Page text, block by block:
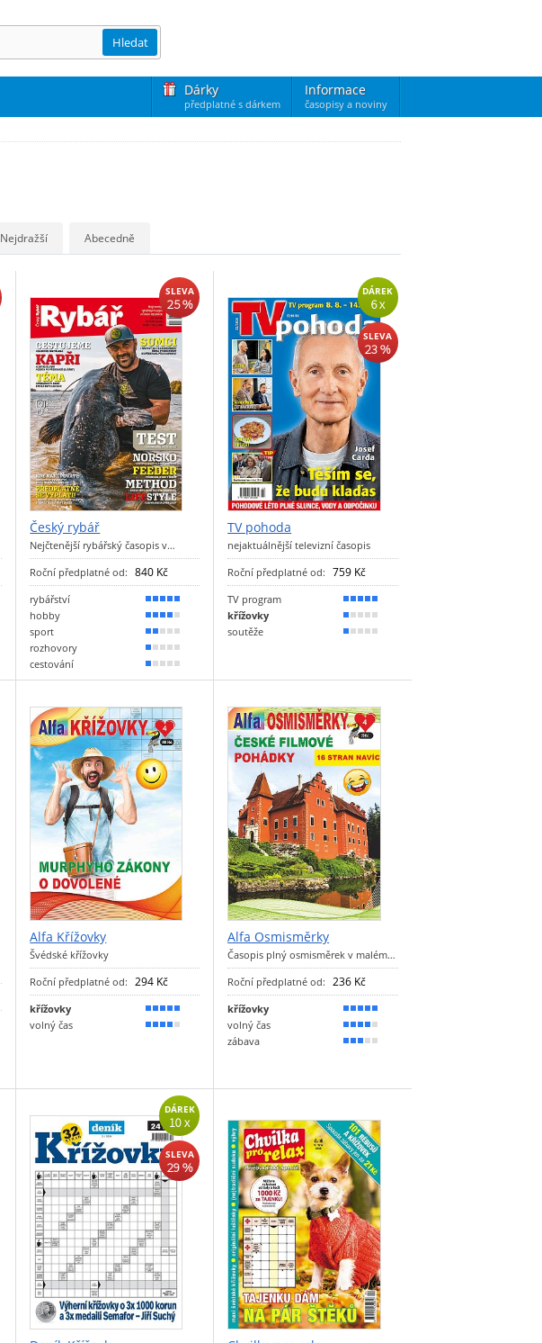
Dárky
předplatné s dárkem
Informace
časopisy a noviny
Hledat
Nejdražší Abecedně
SLEVA
25 %
Český rybář
Nejčtenější rybářský časopis v…
Roční předplatné od: 840 Kč
rybářství
100 %
hobby
80 %
sport
30 %
rozhovory
20 %
cestování
20 %
DÁREK
6 x
SLEVA
23 %
TV pohoda
nejaktuálnější televizní časopis
Roční předplatné od: 759 Kč
TV program
100 %
křížovky
20 %
soutěže
10 %
Alfa Křížovky
Švédské křížovky
Roční předplatné od: 294 Kč
křížovky
90 %
volný čas
80 %
Alfa Osmisměrky
Časopis plný osmisměrek v malém…
Roční předplatné od: 236 Kč
křížovky
90 %
volný čas
80 %
zábava
60 %
DÁREK
10 x
SLEVA
29 %